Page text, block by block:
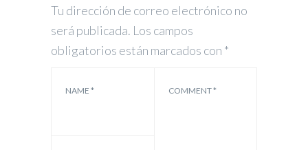
Tu dirección de correo electrónico no
será publicada. Los campos
obligatorios están marcados con *
COMMENT*
NAME *